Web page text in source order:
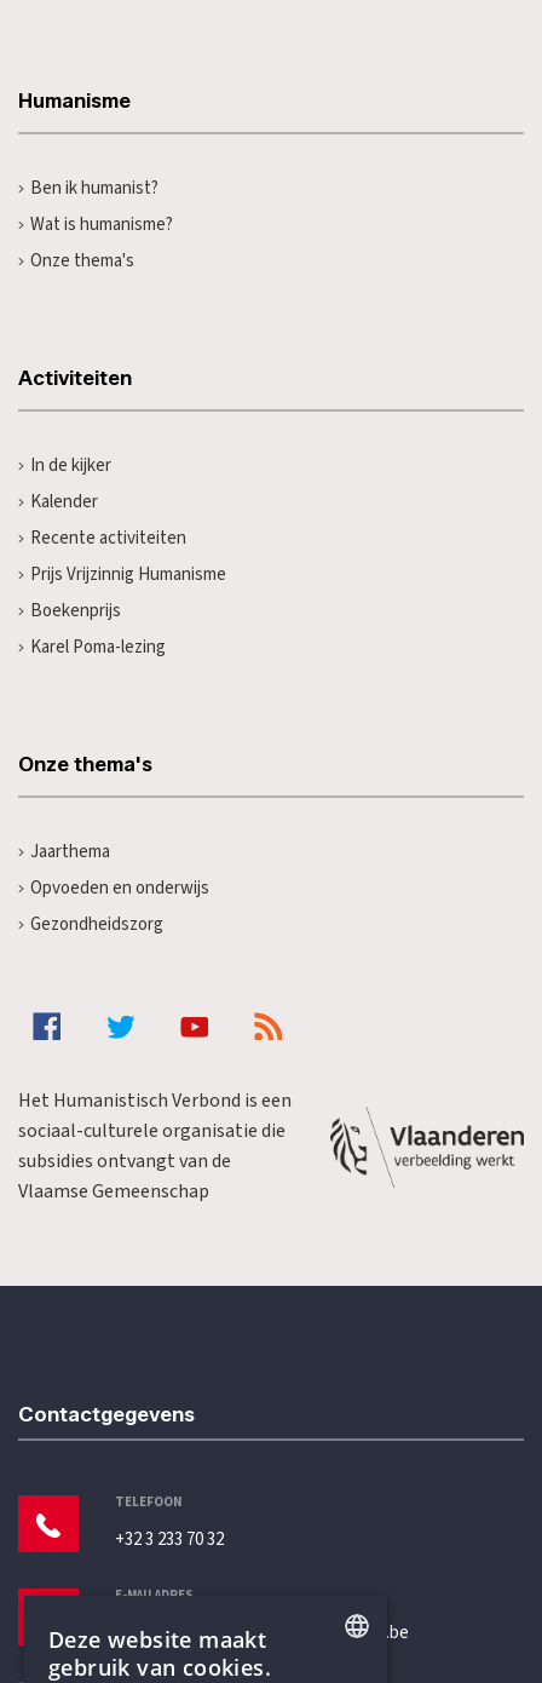
Humanisme
Ben ik humanist?
Wat is humanisme?
Onze thema's
Activiteiten
In de kijker
Kalender
Recente activiteiten
Prijs Vrijzinnig Humanisme
Boekenprijs
Karel Poma-lezing
Onze thema's
Jaarthema
Opvoeden en onderwijs
Gezondheidszorg
Het Humanistisch Verbond is een
sociaal-culturele organisatie die
subsidies ontvangt van de
Vlaamse Gemeenschap
Contactgegevens
TELEFOON
+32 3 233 70 32
E-MAILADRES
secretariaat@humanistischverbond.be
Deze website maakt
gebruik van cookies.